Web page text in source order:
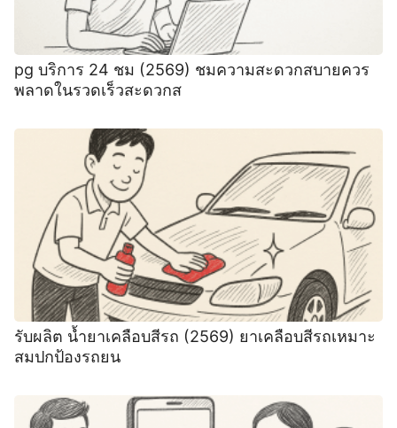
pg บริการ 24 ชม (2569) ชมความสะดวกสบายควร
พลาดในรวดเร็วสะดวกส
รับผลิต น้ำยาเคลือบสีรถ (2569) ยาเคลือบสีรถเหมาะ
สมปกป้องรถยน